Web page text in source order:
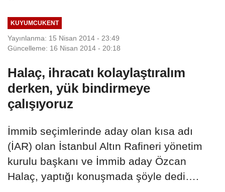
KUYUMCUKENT
Yayınlanma: 15 Nisan 2014 - 23:49
Güncelleme: 16 Nisan 2014 - 20:18
Halaç, ihracatı kolaylaştıralım
derken, yük bindirmeye
çalışıyoruz
İmmib seçimlerinde aday olan kısa adı
(İAR) olan İstanbul Altın Rafineri yönetim
kurulu başkanı ve İmmib aday Özcan
Halaç, yaptığı konuşmada şöyle dedi….